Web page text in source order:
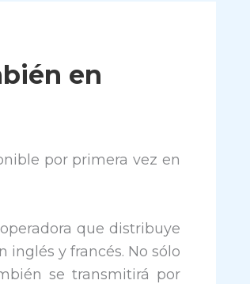
en
por primera vez en
que distribuye
inglés y francés. No sólo
se transmitirá por